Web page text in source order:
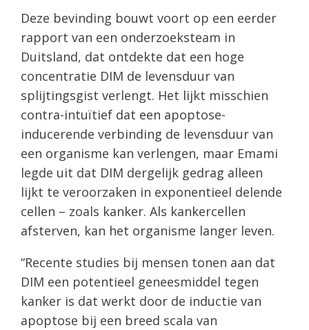
Deze bevinding bouwt voort op een eerder
rapport van een onderzoeksteam in
Duitsland, dat ontdekte dat een hoge
concentratie DIM de levensduur van
splijtingsgist verlengt. Het lijkt misschien
contra-intuïtief dat een apoptose-
inducerende verbinding de levensduur van
een organisme kan verlengen, maar Emami
legde uit dat DIM dergelijk gedrag alleen
lijkt te veroorzaken in exponentieel delende
cellen – zoals kanker. Als kankercellen
afsterven, kan het organisme langer leven.
“Recente studies bij mensen tonen aan dat
DIM een potentieel geneesmiddel tegen
kanker is dat werkt door de inductie van
apoptose bij een breed scala van